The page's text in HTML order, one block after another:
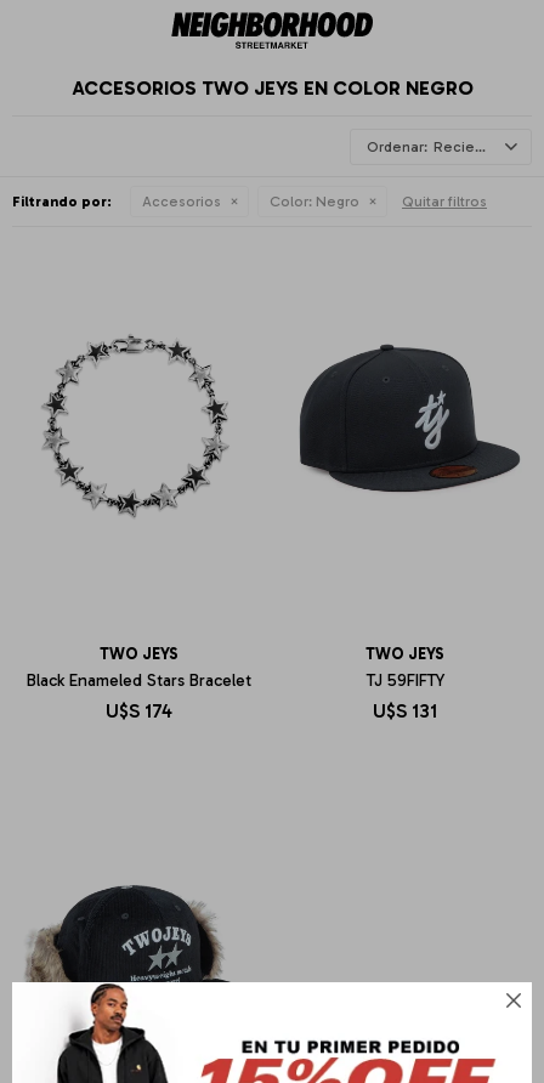

ACCESORIOS TWO JEYS EN COLOR NEGRO
Recientes
Filtrando por: Accesorios Color: Negro Quitar filtros
TWO JEYS
Black Enameled Stars Bracelet
U$S 174
TWO JEYS
TJ 59FIFTY
U$S 131